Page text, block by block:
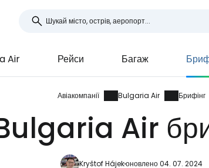
Air Рейси Багаж
Авіакомпанії Bulgaria Air Брифінг
Air
Kryštof Hájekоновлено 04. 07. 2024